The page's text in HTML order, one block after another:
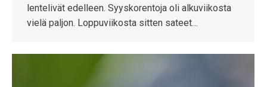
lentelivät edelleen. Syyskorentoja oli alkuviikosta
vielä paljon. Loppuviikosta sitten sateet…